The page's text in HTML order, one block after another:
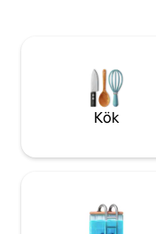
erbjuder det en
gästfrihet med
bekvämligheter.
Kök